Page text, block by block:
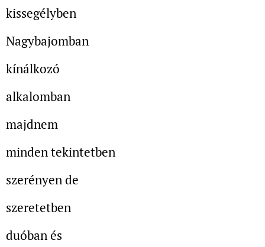
kissegélyben
Nagybajomban
kínálkozó
alkalomban
majdnem
minden tekintetben
szerényen de
szeretetben
duóban és